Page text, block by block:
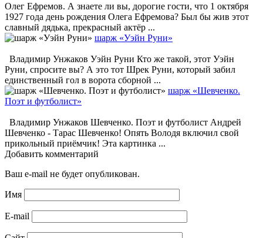
Олег Ефремов. А знаете ли вы, дорогие гости, что 1 октября
1927 года день рождения Олега Ефремова? Был бы жив этот
славный дядька, прекрасный актёр ...
шарж «Уэйн Руни»
Владимир Унжаков Уэйн Руни Кто же такой, этот Уэйн
Руни, спросите вы? А это тот Шрек Руни, который забил
единственный гол в ворота сборной ...
шарж «Шевченко.
Поэт и футболист»
Владимир Унжаков Шевченко. Поэт и футболист Андрей
Шевченко - Тарас Шевченко! Опять Володя включил свой
прикольный приёмчик! Эта картинка ...
Добавить комментарий
Ваш e-mail не будет опубликован.
Имя
E-mail